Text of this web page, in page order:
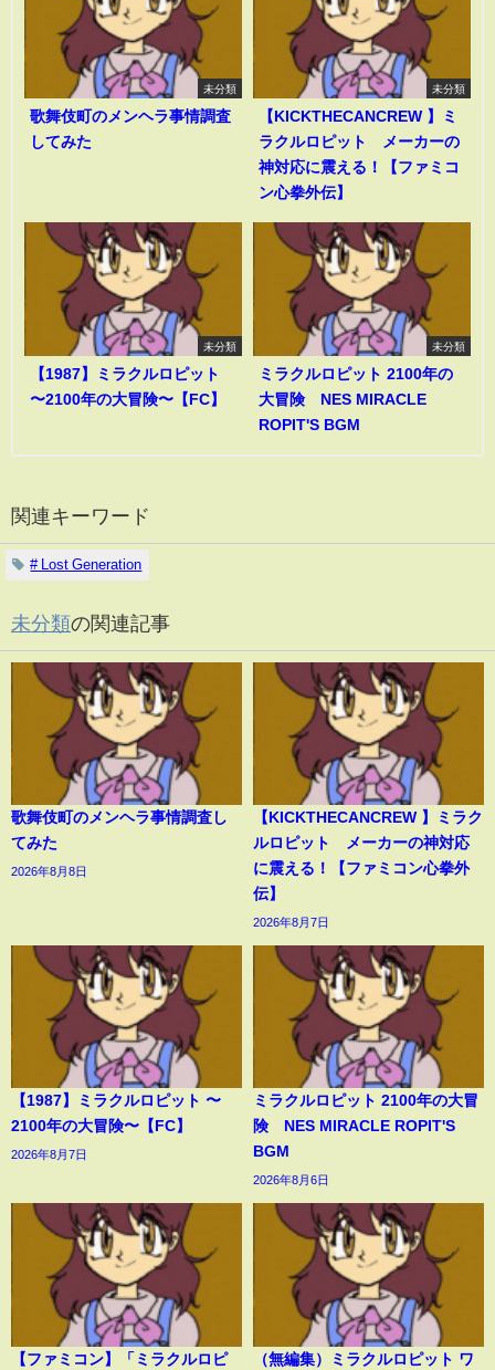
未分類
歌舞伎町のメンヘラ事情調査
してみた
未分類
【KICKTHECANCREW 】ミ
ラクルロピット メーカーの
神対応に震える！【ファミコ
ン心拳外伝】
未分類
【1987】ミラクルロピット
〜2100年の大冒険〜【FC】
未分類
ミラクルロピット 2100年の
大冒険 NES MIRACLE
ROPIT'S BGM
関連キーワード
# Lost Generation
未分類の関連記事
歌舞伎町のメンヘラ事情調査し
てみた
2026年8月8日
【KICKTHECANCREW 】ミラク
ルロピット メーカーの神対応
に震える！【ファミコン心拳外
伝】
2026年8月7日
【1987】ミラクルロピット 〜
2100年の大冒険〜【FC】
2026年8月7日
ミラクルロピット 2100年の大冒
険 NES MIRACLE ROPIT'S
BGM
2026年8月6日
【ファミコン】「ミラクルロピ （無編集）ミラクルロピット ワ